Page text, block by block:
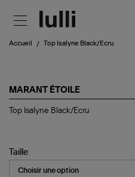
Accueil Top Isalyne Black/Ecru
MARANT ÉTOILE
Top
Top Isalyne Black/Ecru
Taille